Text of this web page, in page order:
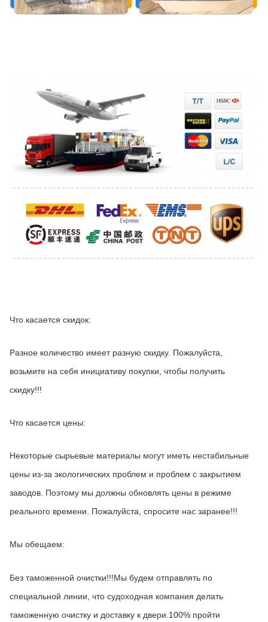
Что касается скидок:
Разное количество имеет разную скидку. Пожалуйста,
возьмите на себя инициативу покупки, чтобы получить
скидку!!!
Что касается цены:
Некоторые сырьевые материалы могут иметь нестабильные
цены из-за экологических проблем и проблем с закрытием
заводов. Поэтому мы должны обновлять цены в режиме
реального времени. Пожалуйста, спросите нас заранее!!!
Мы обещаем:
Без таможенной очистки!!!Мы будем отправлять по
специальной линии, что судоходная компания делать
таможенную очистку и доставку к двери.100% пройти